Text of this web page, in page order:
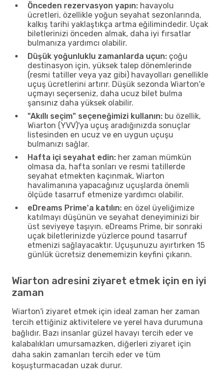
Önceden rezervasyon yapın: havayolu
ücretleri, özellikle yoğun seyahat sezonlarında,
kalkış tarihi yaklaştıkça artma eğilimindedir. Uçak
biletlerinizi önceden almak, daha iyi fırsatlar
bulmanıza yardımcı olabilir.
Düşük yoğunluklu zamanlarda uçun: çoğu
destinasyon için, yüksek talep dönemlerinde
(resmi tatiller veya yaz gibi) havayolları genellikle
uçuş ücretlerini artırır. Düşük sezonda Wiarton'e
uçmayı seçerseniz, daha ucuz bilet bulma
şansınız daha yüksek olabilir.
"Akıllı seçim" seçeneğimizi kullanın: bu özellik,
Wiarton (YVV)'ya uçuş aradığınızda sonuçlar
listesinden en ucuz ve en uygun uçuşu
bulmanızı sağlar.
Hafta içi seyahat edin: her zaman mümkün
olmasa da, hafta sonları ve resmi tatillerde
seyahat etmekten kaçınmak, Wiarton
havalimanına yapacağınız uçuşlarda önemli
ölçüde tasarruf etmenize yardımcı olabilir.
eDreams Prime'a katılın: en özel üyeliğimize
katılmayı düşünün ve seyahat deneyiminizi bir
üst seviyeye taşıyın. eDreams Prime, bir sonraki
uçak biletlerinizde yüzlerce pound tasarruf
etmenizi sağlayacaktır. Uçuşunuzu ayırtırken 15
günlük ücretsiz denememizin keyfini çıkarın.
Wiarton adresini ziyaret etmek için en iyi
zaman
Wiarton'i ziyaret etmek için ideal zaman her zaman
tercih ettiğiniz aktivitelere ve yerel hava durumuna
bağlıdır. Bazı insanlar güzel havayı tercih eder ve
kalabalıkları umursamazken, diğerleri ziyaret için
daha sakin zamanları tercih eder ve tüm
koşuşturmacadan uzak durur.